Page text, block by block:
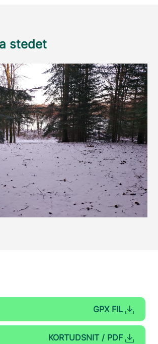
stedet
GPX FIL
KORTUDSNIT / PDF